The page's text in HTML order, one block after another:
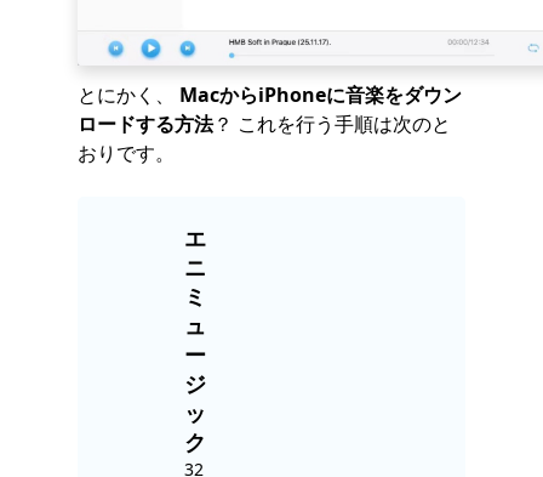
とにかく、 MacからiPhoneに音楽をダウン
ロードする方法？ これを行う手順は次のと
おりです。
エ
ニ
ミ
ュ
ー
ジ
ッ
ク
32